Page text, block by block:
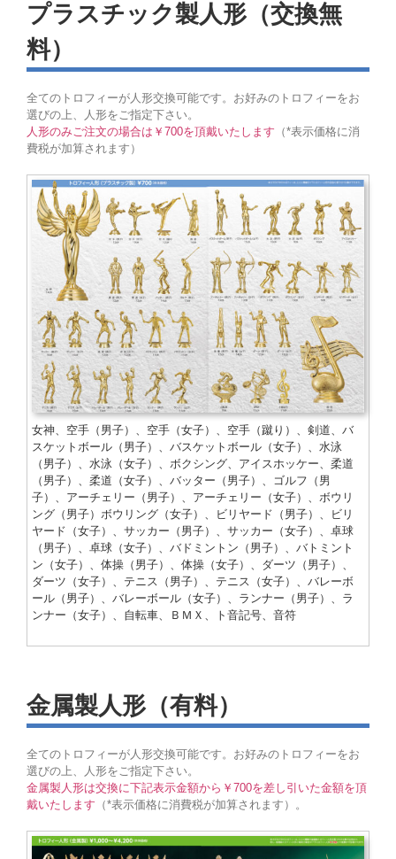
プラスチック製人形（交換無
料）
全てのトロフィーが人形交換可能です。お好みのトロフィーをお
選びの上、人形をご指定下さい。
人形のみご注文の場合は￥700を頂戴いたします （*表示価格に消
費税が加算されます）
女神、空手（男子）、空手（女子）、空手（蹴り）、剣道、バ
スケットボール（男子）、バスケットボール（女子）、水泳
（男子）、水泳（女子）、ボクシング、アイスホッケー、柔道
（男子）、柔道（女子）、バッター（男子）、ゴルフ（男
子）、アーチェリー（男子）、アーチェリー（女子）、ボウリ
ング（男子）ボウリング（女子）、ビリヤード（男子）、ビリ
ヤード（女子）、サッカー（男子）、サッカー（女子）、卓球
（男子）、卓球（女子）、バドミントン（男子）、バトミント
ン（女子）、体操（男子）、体操（女子）、ダーツ（男子）、
ダーツ（女子）、テニス（男子）、テニス（女子）、バレーボ
ール（男子）、バレーボール（女子）、ランナー（男子）、ラ
ンナー（女子）、自転車、ＢＭＸ、ト音記号、音符
金属製人形（有料）
全てのトロフィーが人形交換可能です。お好みのトロフィーをお
選びの上、人形をご指定下さい。
金属製人形は交換に下記表示金額から￥700を差し引いた金額を頂
戴いたします （*表示価格に消費税が加算されます）。